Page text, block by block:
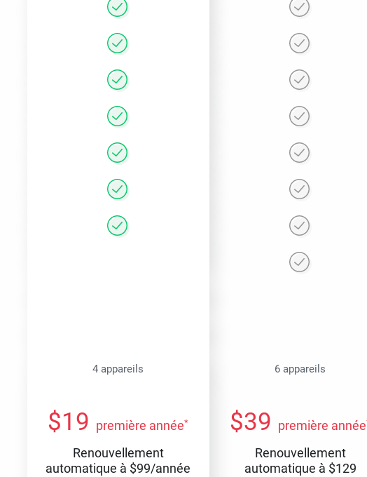
4 appareils 6 appareils
$19 première année*
Renouvellement
automatique à $99/année
$39 première année
Renouvellement
automatique à $129